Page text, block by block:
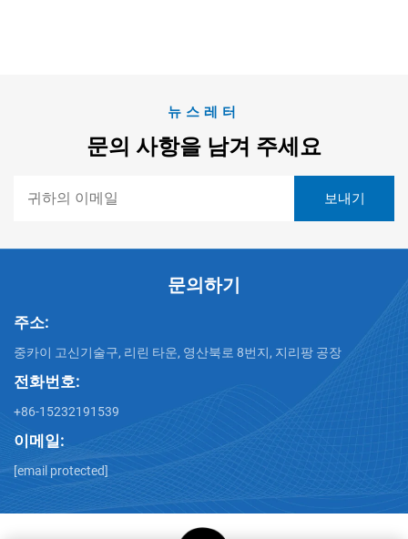
뉴스레터
문의 사항을 남겨 주세요
문의하기
주소:
중카이 고신기술구, 리린 타운, 영산북로 8번지, 지리팡 공장
전화번호:
+86-15232191539
이메일:
[email protected]